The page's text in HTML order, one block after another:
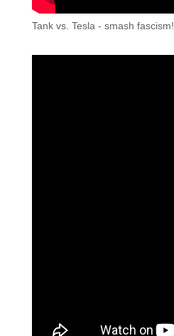
Tank vs. Tesla - smash fascism!